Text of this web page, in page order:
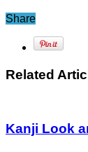
Share
Related
Kanji Look